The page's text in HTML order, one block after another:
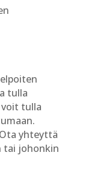
tulla
tulla
yhteyttä
tai johonkin